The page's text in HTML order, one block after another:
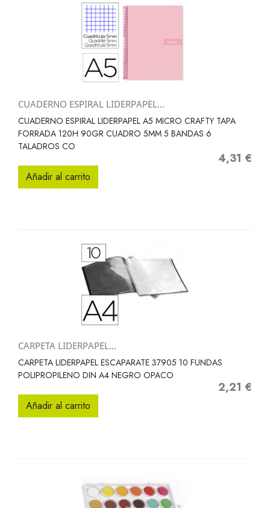
CUADERNO ESPIRAL LIDERPAPEL...
CUADERNO ESPIRAL LIDERPAPEL A5 MICRO CRAFTY TAPA
FORRADA 120H 90GR CUADRO 5MM 5 BANDAS 6
TALADROS CO
Precio
4,31 €
Añadir al carrito
CARPETA LIDERPAPEL...
CARPETA LIDERPAPEL ESCAPARATE 37905 10 FUNDAS
POLIPROPILENO DIN A4 NEGRO OPACO
Precio
2,21 €
Añadir al carrito